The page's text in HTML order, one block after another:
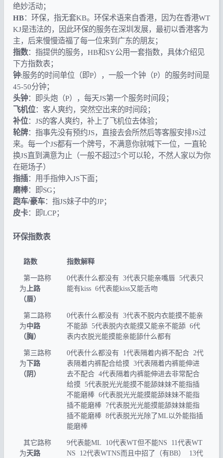
绝妙活动；
HB：环保，指无套KB。环保术语来自香港，因为在香港WT
KJ是违法的，因此环保的服务在深圳发展，最初以香港客为
主，后来慢慢造福了每一位来到广东的朋友；
指数：指提供的服务，HB和SY公用一套指数，具体介绍见
下方指数表；
钟:服务的时间单位（即P），一般一个钟（P）的服务时间是
45-50分钟；
头钟：即头炮（P），每天JS第一个服务时间段；
飞机位：客人爽约，突然空出来的时间段；
补位：JS的客人爽约，补上了飞机位去体验；
轮牌：指事先没有预约JS，直接去会所然后等客服安排JS过
来。每一个JS都有一个牌号，不满意你就喊下一位，一直轮
换JS直到满意为止（一般不超过5个可以轮，不然人家以为你
在砸场子）
指插：用手指伸入JS下面；
磨棒：即SG；
跑车/豪车：指JS妹子中的JP；
皮卡：即LCP；
环保指数表
路数 指数解释
第一路称
为上路
（唇）
0代表什么都没有 3代表只能亲嘴唇 5代表只
能有kiss 6代表能kiss又能舌吻
第二路称
为中路
（胸）
0代表什么都没有 3代表不脱内衣能摸不能亲
不能舔 5代表脱内衣能摸又能亲不能舔 6代
表内衣脱光能摸能亲能舔什么都有
第三路称
为 下路
（阴）
0代表什么都没有 1代表隔着内裤不配合 2代
表隔着内裤配合给摸 3代表隔着内裤能伸进
去不配合 4代表隔着内裤能伸进去非常配合
给摸 5代表脱光光能摸不能舔妹妹不能指插
不能磨棒 6代表脱光光能摸能舔妹妹不能指
插不能磨棒 7代表脱光光能摸能舔妹妹能指
插不能磨棒 8代表脱光光除了ML以外能指插
能磨棒
其它路称
为天路
9代表能ML 10代表WT但不能NS 11代表WT
NS 12代表WTNS而且中招了（有BB） 13代